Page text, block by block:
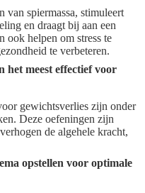
spiermassa, stimuleert
en draagt bij aan een
ook helpen om stress te
te verbeteren.
het meest effectief voor
gewichtsverlies zijn onder
Deze oefeningen zijn
de algehele kracht,
opstellen voor optimale